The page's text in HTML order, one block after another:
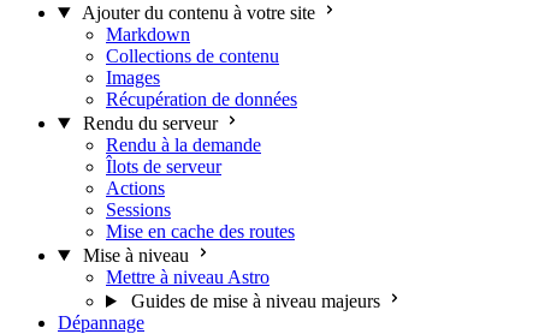
Ajouter du contenu à votre site
Markdown
Collections de contenu
Images
Récupération de données
Rendu du serveur
Rendu à la demande
Îlots de serveur
Actions
Sessions
Mise en cache des routes
Mise à niveau
Mettre à niveau Astro
Guides de mise à niveau majeurs
Dépannage